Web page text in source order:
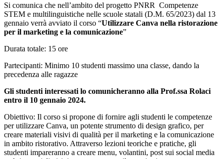
Si comunica che nell’ambito del progetto PNRR Competenze
STEM e multilinguistiche nelle scuole statali (D.M. 65/2023) dal 13
gennaio verrà avviato il corso “Utilizzare Canva nella ristorazione
per il marketing e la comunicazione”
Durata totale: 15 ore
Partecipanti: Minimo 10 studenti massimo una classe, dando la
precedenza alle ragazze
Gli studenti interessati lo comunicheranno alla Prof.ssa Rolaci
entro il 10 gennaio 2024.
Obiettivo: Il corso si propone di fornire agli studenti le competenze
per utilizzare Canva, un potente strumento di design grafico, per
creare materiali visivi di qualità per il marketing e la comunicazione
in ambito ristorativo. Attraverso lezioni teoriche e pratiche, gli
studenti impareranno a creare menu, volantini, post sui social media